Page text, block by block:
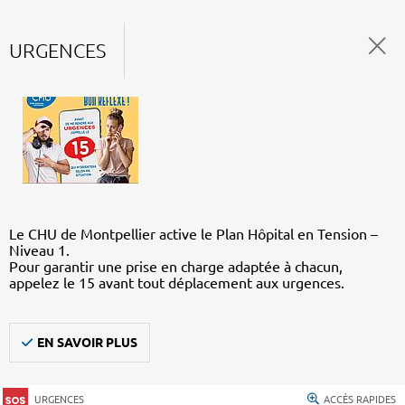
URGENCES
Le CHU de Montpellier active le Plan Hôpital en Tension –
Niveau 1.
Pour garantir une prise en charge adaptée à chacun,
appelez le 15 avant tout déplacement aux urgences.
EN SAVOIR PLUS
URGENCES ACCÈS RAPIDES